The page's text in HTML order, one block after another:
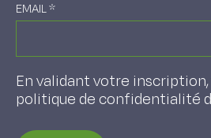
EMAIL*
En validant votre
politique de confidentialité